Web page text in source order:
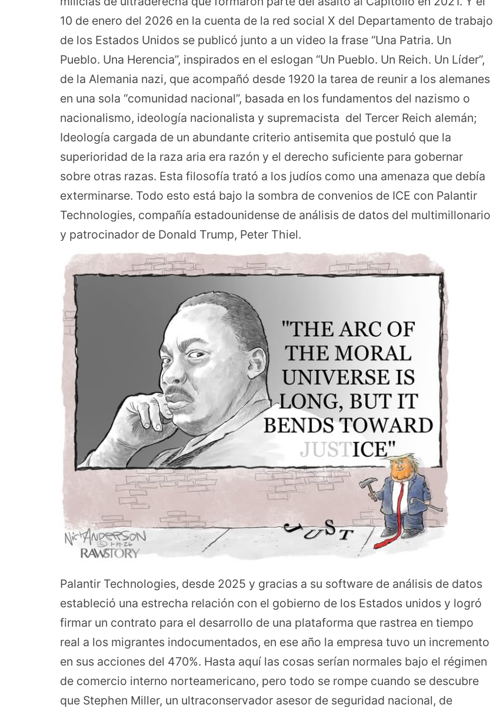
10 de enero del 2026 en la cuenta de la red social X del Departamento de trabajo
de los Estados Unidos se publicó junto a un video la frase “Una Patria. Un
Pueblo. Una Herencia”, inspirados en el eslogan “Un Pueblo. Un Reich. Un Líder”,
de la Alemania nazi, que acompañó desde 1920 la tarea de reunir a los alemanes
en una sola “comunidad nacional”, basada en los fundamentos del nazismo o
nacionalismo, ideología nacionalista y supremacista del Tercer Reich alemán;
Ideología cargada de un abundante criterio antisemita que postuló que la
superioridad de la raza aria era razón y el derecho suficiente para gobernar
sobre otras razas. Esta filosofía trató a los judíos como una amenaza que debía
exterminarse. Todo esto está bajo la sombra de convenios de ICE con Palantir
Technologies, compañía estadounidense de análisis de datos del multimillonario
y patrocinador de Donald Trump, Peter Thiel.
Palantir Technologies, desde 2025 y gracias a su software de análisis de datos
estableció una estrecha relación con el gobierno de los Estados unidos y logró
firmar un contrato para el desarrollo de una plataforma que rastrea en tiempo
real a los migrantes indocumentados, en ese año la empresa tuvo un incremento
en sus acciones del 470%. Hasta aquí las cosas serían normales bajo el régimen
de comercio interno norteamericano, pero todo se rompe cuando se descubre
que Stephen Miller, un ultraconservador asesor de seguridad nacional, de